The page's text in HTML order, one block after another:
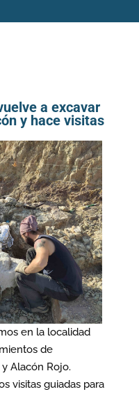
a excavar
y hace visitas
en la localidad
de
Alacón Rojo.
visitas guiadas para